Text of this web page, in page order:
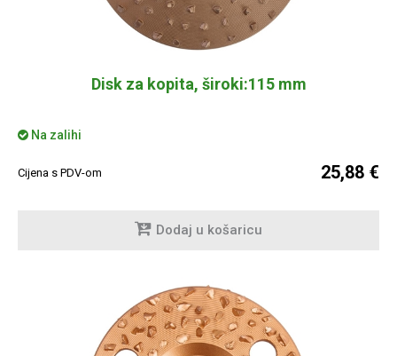
Disk za kopita, široki:115 mm
Na zalihi
Cijena s PDV-om 25,88 €
Dodaj u košaricu